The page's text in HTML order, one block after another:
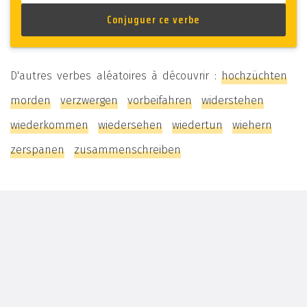
D'autres verbes aléatoires à découvrir : hochzüchten
morden
verzwergen vorbeifahren
widerstehen
wiederkommen
wiedersehen wiedertun
wiehern
zerspanen
zusammenschreiben